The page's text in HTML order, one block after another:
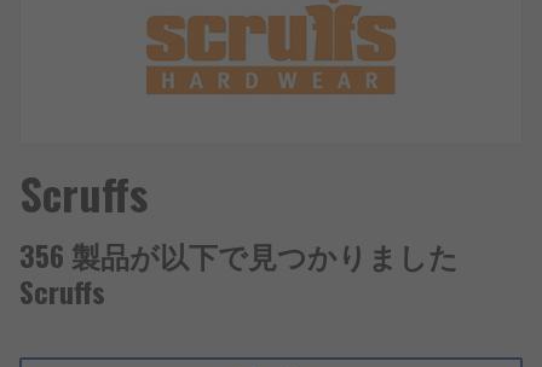
Scruffs
356 製品が以下で見つかりました
Scruffs